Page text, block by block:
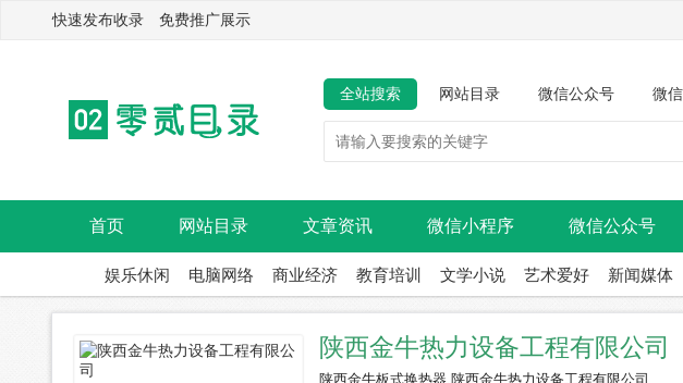
快速发布收录 免费推广展示
全站搜索 网站目录 微信公众号 微
首页 网站目录 文章资讯 微信小程序 微信公众号
娱乐休闲 电脑网络 商业经济 教育培训 文学小说 艺术爱好 新闻媒体
陕西金牛热力设备工程有限公司
陕西金牛板式换热器,陕西金牛热力设备工程有限公司